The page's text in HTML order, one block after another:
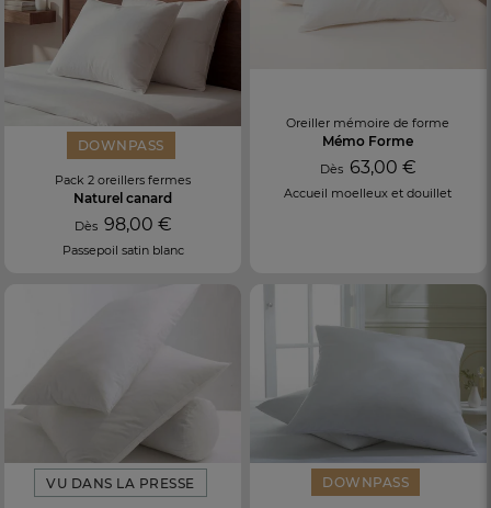
DOWNPASS
Pack 2 oreillers fermes
Naturel canard
Dès 98,00 €
Passepoil satin blanc
Oreiller mémoire de forme
Mémo Forme
Dès 63,00 €
Accueil moelleux et douillet
VU DANS LA PRESSE DOWNPASS